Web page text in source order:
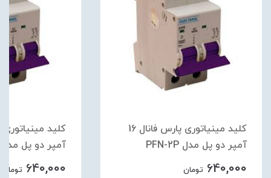
کلید مینیاتوری پارس فانال 16
آمپر دو پل مدل PFN-2P
640,000 تومان
آمپر دو پل مدل PFN-2P
640,000 تومان